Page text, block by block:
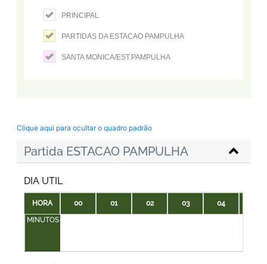
PRINCIPAL
PARTIDAS DA ESTACAO PAMPULHA
SANTA MONICA/EST.PAMPULHA
Clique aqui para ocultar o quadro padrão
Partida ESTACAO PAMPULHA
DIA UTIL
HORA 00 01 02 03 04
MINUTOS